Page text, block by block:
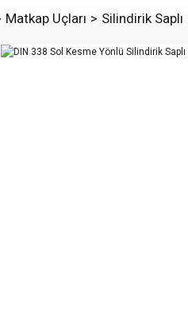
Matkap Uçları Silindirik Saplı